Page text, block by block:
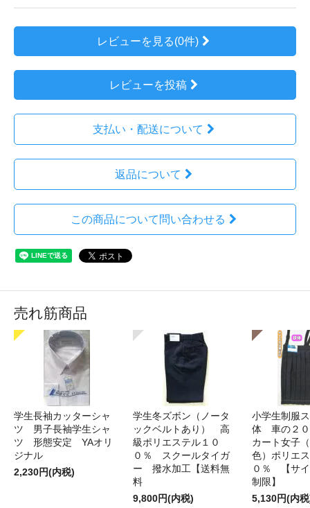
レビューを見る(0件)
レビューを投稿
支払い・配送について
返品について
この商品について問い合わせる
売れ筋商品
学生長袖カッターシャ
ツ 男子長袖学生シャ
ツ 形態安定 YAオリ
ジナル
2,230円(内税)
学生冬ズボン（ノータ
ックベルトあり） 高
級ポリエステル１０
０％ スクールタイガ
ー 撥水加工【送料無
料
9,800円(内税)
小学生制服
体 車の２０
カート女子
色）ポリエ
０％ 【サ
制限】
5,130円(内